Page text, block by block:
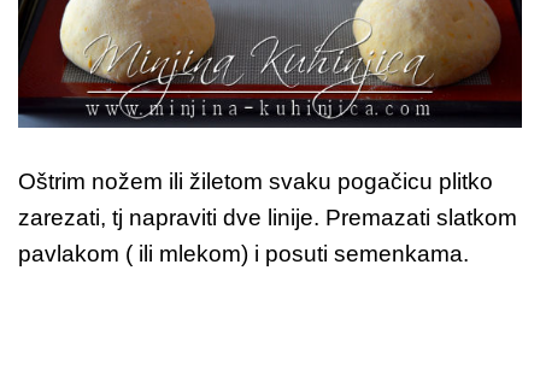
Oštrim nožem ili žiletom svaku pogačicu plitko
zarezati, tj napraviti dve linije. Premazati slatkom
pavlakom ( ili mlekom) i posuti semenkama.